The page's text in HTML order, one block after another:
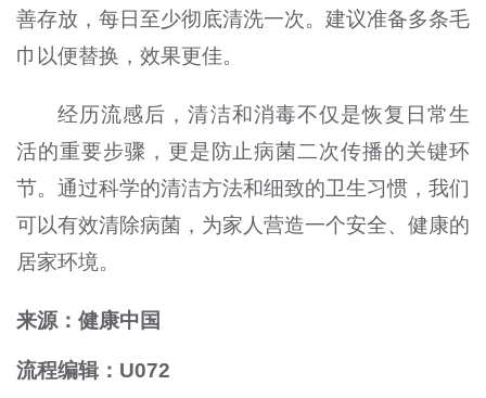
善存放，每日至少彻底清洗一次。建议准备多条毛
巾以便替换，效果更佳。
经历流感后，清洁和消毒不仅是恢复日常生
活的重要步骤，更是防止病菌二次传播的关键环
节。通过科学的清洁方法和细致的卫生习惯，我们
可以有效清除病菌，为家人营造一个安全、健康的
居家环境。
来源：健康中国
流程编辑：U072